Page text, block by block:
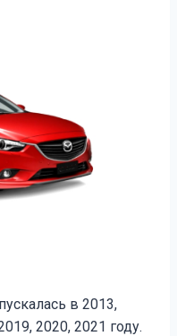
в 2013,
2020, 2021 году.